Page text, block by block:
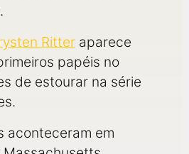
Ritter aparece
papéis no
de estourar na série
aconteceram em